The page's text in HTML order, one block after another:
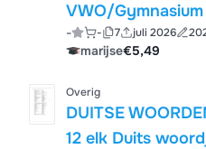
VWO/
- - 7 juli 2026
marijse€5,49
Overig
DUITSE
12 elk Duits